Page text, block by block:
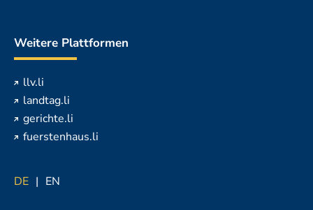
Weitere Plattformen
llv.li
landtag.li
gerichte.li
fuerstenhaus.li
DE EN